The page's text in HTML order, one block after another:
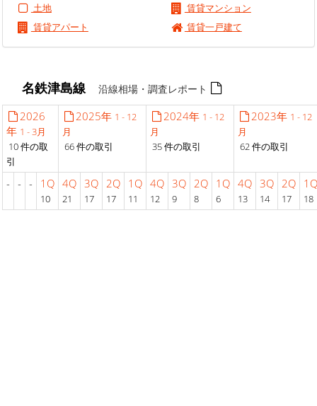
土地
賃貸マンション
賃貸アパート
賃貸一戸建て
名鉄津島線沿線相場・調査レポート
2026
年 1 - 3月
10 件の取
引
2025年 1 - 12
月
66 件の取引
2024年 1 - 12
月
35 件の取引
2023年 1 - 12
月
62 件の取引
- - - 1Q
10
4Q
21
3Q
17
2Q
17
1Q
11
4Q
12
3Q
9
2Q
8
1Q
6
4Q
13
3Q
14
2Q
17
1Q
18